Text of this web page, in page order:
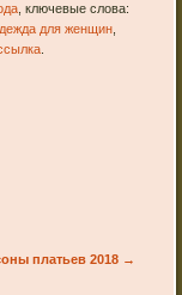
, ключевые слова:
для женщин
платьев 2018 →